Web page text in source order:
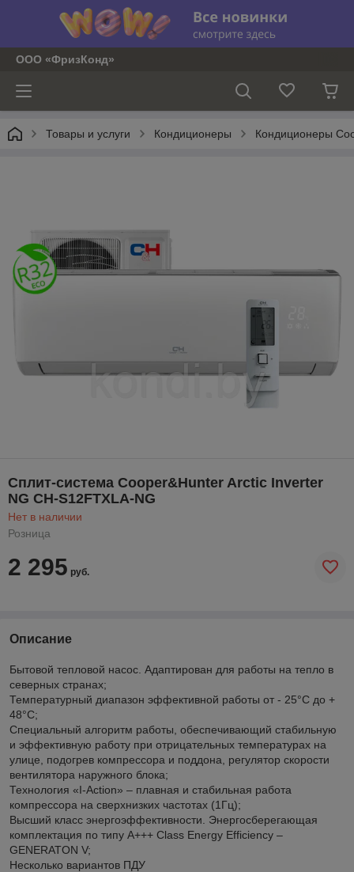
ООО «ФризКонд»
Товары и услуги Кондиционеры Кондиционеры
Сплит-система Cooper&Hunter Arctic Inverter
NG CH-S12FTXLA-NG
Нет в наличии
Розница
2 295 руб.
Описание
Бытовой тепловой насос. Адаптирован для работы на тепло в
северных странах;
Температурный диапазон эффективной работы от - 25°С до +
48°С;
Специальный алгоритм работы, обеспечивающий стабильную
и эффективную работу при отрицательных температурах на
улице, подогрев компрессора и поддона, регулятор скорости
вентилятора наружного блока;
Технология «I-Action» – плавная и стабильная работа
компрессора на сверхнизких частотах (1Гц);
Высший класс энергоэффективности. Энергосберегающая
комплектация по типу А+++ Class Energy Efficiency –
GENERATON V;
Несколько вариантов ПДУ